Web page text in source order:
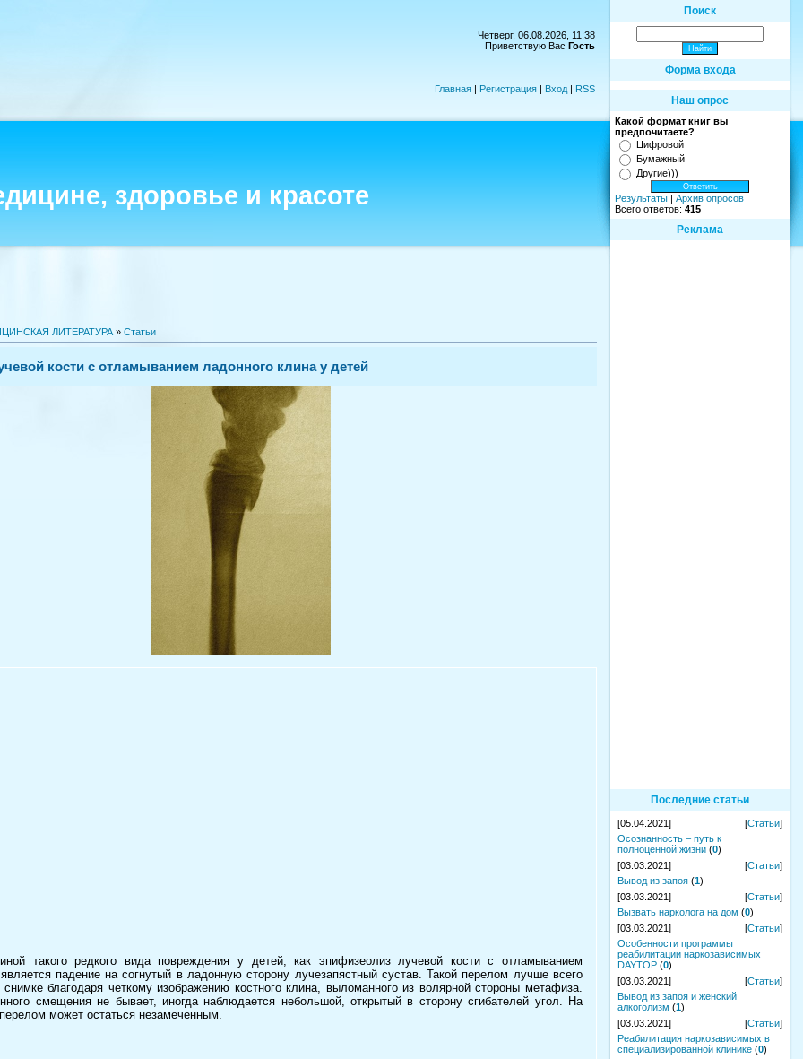
Четверг, 06.08.2026, 11:38
Приветствую Вас Гость
Главная | Регистрация | Вход | RSS
здоровье и красоте
ЛИТЕРАТУРА » Статьи
кости с отламыванием ладонного клина у детей
такого редкого вида повреждения у детей, как эпифизеолиз лучевой кости с отламыванием
падение на согнутый в ладонную сторону лучезапястный сустав. Такой перелом лучше всего
благодаря четкому изображению костного клина, выломанного из волярной стороны метафиза.
смещения не бывает, иногда наблюдается небольшой, открытый в сторону сгибателей угол. На
может остаться незамеченным.
Поиск
Форма входа
Наш опрос
Какой формат книг вы
предпочитаете?
Цифровой
Бумажный
Другие)))
Результаты | Архив опросов
Всего ответов: 415
Реклама
Последние статьи
[05.04.2021] [Статьи]
Осознанность – путь к
полноценной жизни (0)
[03.03.2021]
[Статьи]
Вывод из запоя (1)
[03.03.2021]
[Статьи]
Вызвать нарколога на дом (0)
[03.03.2021]
[Статьи]
Особенности программы
реабилитации наркозависимых
DAYTOP (0)
[03.03.2021]
[Статьи]
Вывод из запоя и женский
алкоголизм (1)
[03.03.2021]
[Статьи]
Реабилитация наркозависимых в
специализированной клинике (0)